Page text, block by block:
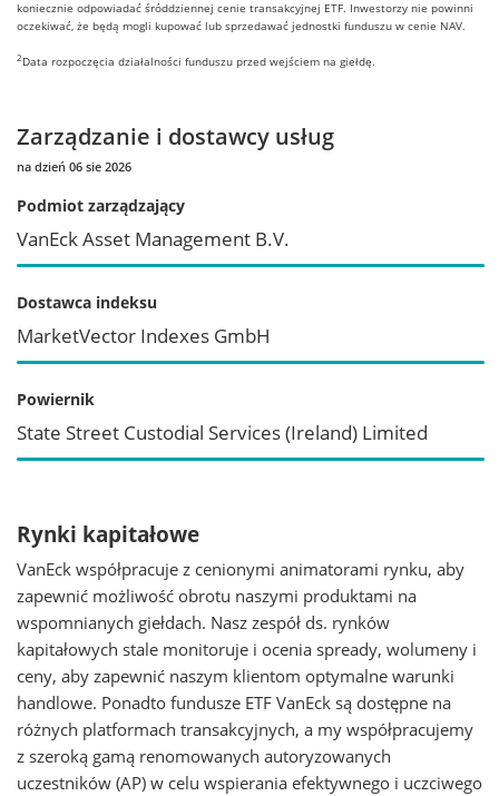
koniecznie odpowiadać śróddziennej cenie transakcyjnej ETF. Inwestorzy nie powinni
oczekiwać, że będą mogli kupować lub sprzedawać jednostki funduszu w cenie NAV.
2 Data rozpoczęcia działalności funduszu przed wejściem na giełdę.
Zarządzanie i dostawcy usług
na dzień 06 sie 2026
Podmiot zarządzający
VanEck Asset Management B.V.
Dostawca indeksu
MarketVector Indexes GmbH
Powiernik
State Street Custodial Services (Ireland) Limited
Rynki kapitałowe
VanEck współpracuje z cenionymi animatorami rynku, aby
zapewnić możliwość obrotu naszymi produktami na
wspomnianych giełdach. Nasz zespół ds. rynków
kapitałowych stale monitoruje i ocenia spready, wolumeny i
ceny, aby zapewnić naszym klientom optymalne warunki
handlowe. Ponadto fundusze ETF VanEck są dostępne na
różnych platformach transakcyjnych, a my współpracujemy
z szeroką gamą renomowanych autoryzowanych
uczestników (AP) w celu wspierania efektywnego i uczciwego